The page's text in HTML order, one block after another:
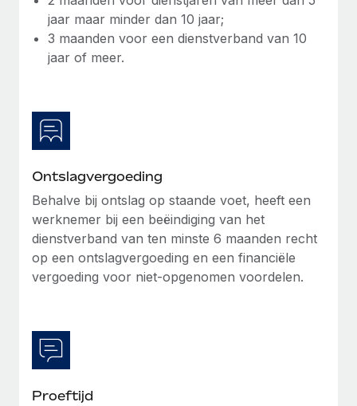
jaar maar minder dan 10 jaar;
3 maanden voor een dienstverband van 10
jaar of meer.
Ontslagvergoeding
Behalve bij ontslag op staande voet, heeft een
werknemer bij een beëindiging van het
dienstverband van ten minste 6 maanden recht
op een ontslagvergoeding en een financiële
vergoeding voor niet-opgenomen voordelen.
Proeftijd